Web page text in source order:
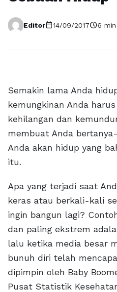
Editorcalendar_today14/09/2017schedule6
Semakin lama Anda
kemungkinan Anda
kehilangan dan
membuat Anda
Anda akan hidup yang
itu.
Apa yang terjadi saat
keras atau berkali-kali
ingin bangun lagi?
dan paling ekstrem
lalu ketika media besar
bunuh diri telah
dipimpin oleh Baby
Pusat Statistik